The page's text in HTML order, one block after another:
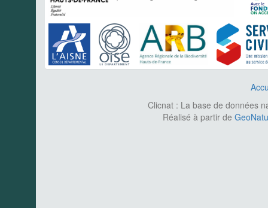
Clicnat : La base de données
Réalisé à partir de